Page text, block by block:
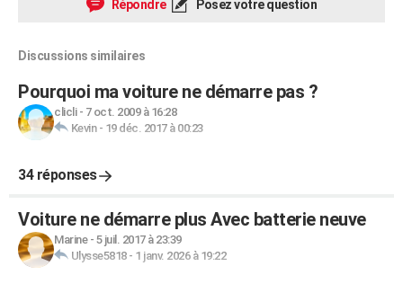
Répondre Posez votre question
Discussions similaires
Pourquoi ma voiture ne démarre pas ?
clicli- 7 oct. 2009 à 16:28
Kevin- 19 déc. 2017 à 00:23
34 réponses
Voiture ne démarre plus Avec batterie neuve
Marine- 5 juil. 2017 à 23:39
Ulysse5818- 1 janv. 2026 à 19:22